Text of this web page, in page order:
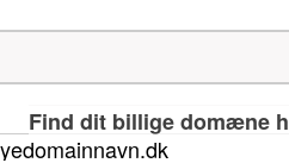
Find dit billige domæne